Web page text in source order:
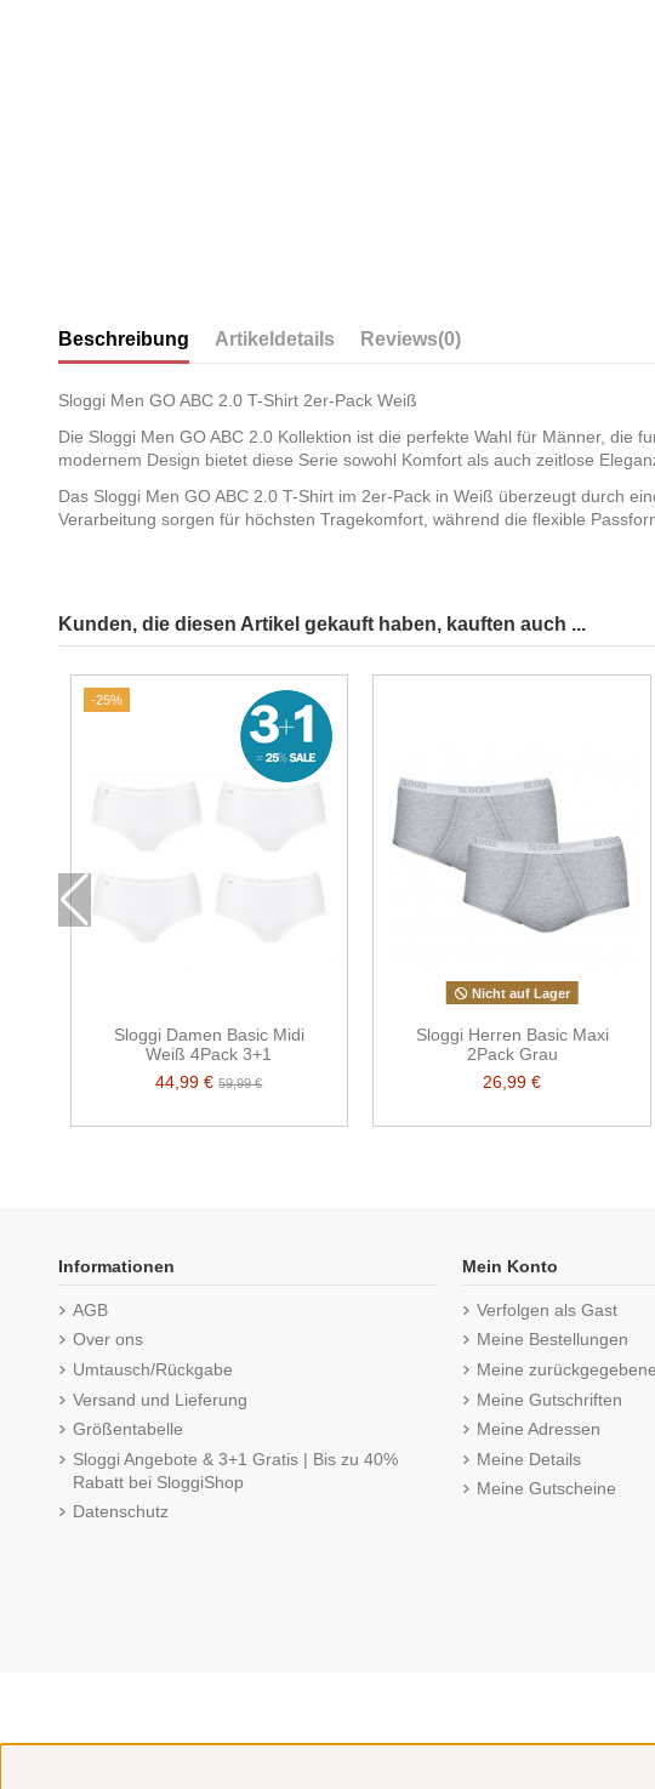
Beschreibung Artikeldetails Reviews(0)
Sloggi Men GO ABC 2.0 T-Shirt 2er-Pack Weiß
Die Sloggi Men GO ABC 2.0 Kollektion ist die perfekte Wahl für Männer, die
modernem Design bietet diese Serie sowohl Komfort als auch zeitlose
Das Sloggi Men GO ABC 2.0 T-Shirt im 2er-Pack in Weiß überzeugt durch
Verarbeitung sorgen für höchsten Tragekomfort, während die flexible
Kunden, die diesen Artikel gekauft haben, kauften auch ...
-25%
Sloggi Damen Basic Midi
Weiß 4Pack 3+1
44,99 €59,99 €
Nicht auf Lager
Sloggi Herren Basic Maxi
2Pack Grau
26,99 €
Informationen
AGB
Over ons
Umtausch/Rückgabe
Versand und Lieferung
Größentabelle
Sloggi Angebote & 3+1 Gratis | Bis zu 40%
Rabatt bei SloggiShop
Datenschutz
Mein Konto
Verfolgen als Gast
Meine Bestellungen
Meine
Meine Gutschriften
Meine Adressen
Meine Details
Meine Gutscheine